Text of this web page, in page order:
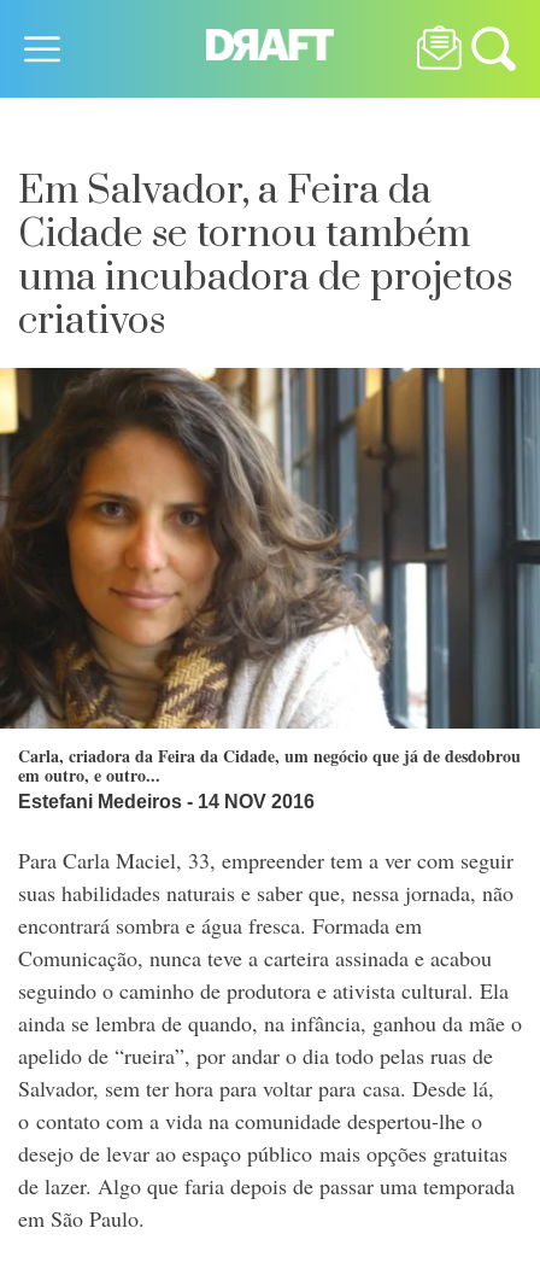
Em Salvador, a Feira da
Cidade se tornou também
uma incubadora de projetos
criativos
Carla, criadora da Feira da Cidade, um negócio que já de desdobrou
em outro, e outro...
Estefani Medeiros - 14 NOV 2016
Para Carla Maciel, 33, empreender tem a ver com seguir
suas habilidades naturais e saber que, nessa jornada, não
encontrará sombra e água fresca. Formada em
Comunicação, nunca teve a carteira assinada e acabou
seguindo o caminho de produtora e ativista cultural. Ela
ainda se lembra de quando, na infância, ganhou da mãe o
apelido de “rueira”, por andar o dia todo pelas ruas de
Salvador, sem ter hora para voltar para casa. Desde lá,
o contato com a vida na comunidade despertou-lhe o
desejo de levar ao espaço público mais opções gratuitas
de lazer. Algo que faria depois de passar uma temporada
em São Paulo.